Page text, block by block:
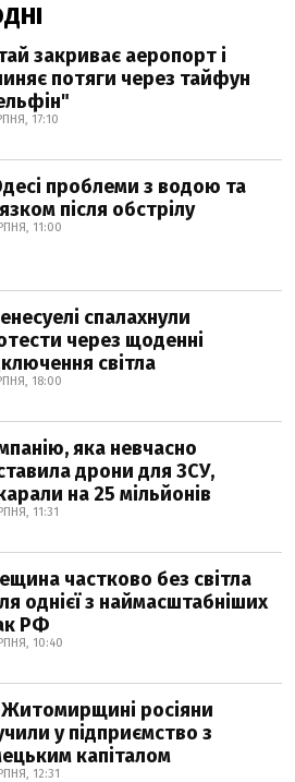
закриває аеропорт і
потяги через тайфун
17:10
проблеми з водою та
після обстрілу
11:00
спалахнули
через щоденні
світла
18:00
яка невчасно
дрони для ЗСУ,
на 25 мільйонів
11:31
частково без світла
однієї з наймасштабніших
РФ
10:40
росіяни
у підприємство з
капіталом
12:31